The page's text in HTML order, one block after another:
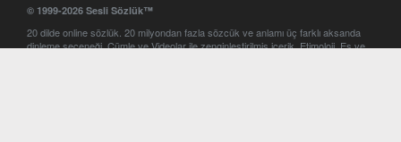
© 1999-2026 Sesli Sözlük™
20 dilde online sözlük. 20 milyondan fazla sözcük ve anlamı üç farklı aksanda
dinleme seçeneği. Cümle ve Videolar ile zenginleştirilmiş içerik. Etimoloji, Eş ve